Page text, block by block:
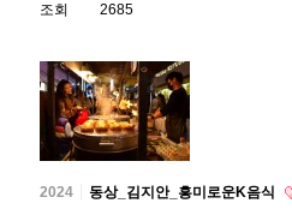
조회
2685
2024
동상_김지안_흥미로운K음식